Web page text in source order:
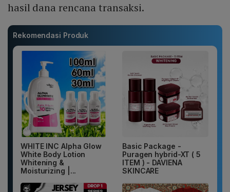
hasil dana rencana transaksi.
Rekomendasi Produk
WHITE INC Alpha Glow
White Body Lotion
Whitening &
Moisturizing |...
Basic Package -
Puragen hybrid-XT ( 5
ITEM ) - DAVIENA
SKINCARE